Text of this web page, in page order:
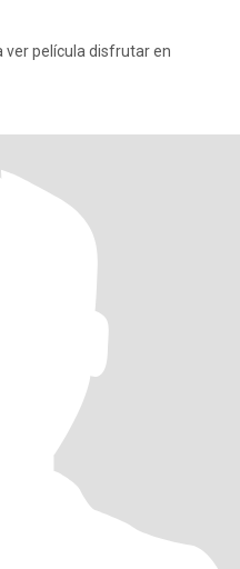
ver película disfrutar en